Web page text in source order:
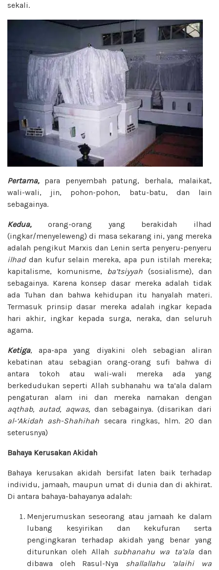
sekali.
Pertama,para penyembah patung, berhala, malaikat,
wali-wali, jin, pohon-pohon, batu-batu, dan lain
sebagainya.
Kedua,orang-orang yang berakidah ilhad
(ingkar/menyeleweng) di masa sekarang ini, yang mereka
adalah pengikut Marxis dan Lenin serta penyeru-penyeru
ilhaddan kufur selain mereka, apa pun istilah mereka;
kapitalisme, komunisme, ba’tsiyyah (sosialisme), dan
sebagainya. Karena konsep dasar mereka adalah tidak
ada Tuhan dan bahwa kehidupan itu hanyalah materi.
Termasuk prinsip dasar mereka adalah ingkar kepada
hari akhir, ingkar kepada surga, neraka, dan seluruh
agama.
Ketiga, apa-apa yang diyakini oleh sebagian aliran
kebatinan atau sebagian orang-orang sufi bahwa di
antara tokoh atau wali-wali mereka ada yang
berkedudukan seperti Allah subhanahu wa ta’ala dalam
pengaturan alam ini dan mereka namakan dengan
aqthab, autad, aqwas, dan sebagainya. (disarikan dari
al-‘Akidah ash-Shahihah secara ringkas, hlm. 20 dan
seterusnya)
Bahaya Kerusakan Akidah
Bahaya kerusakan akidah bersifat laten baik terhadap
individu, jamaah, maupun umat di dunia dan di akhirat.
Di antara bahaya-bahayanya adalah:
Menjerumuskan seseorang atau jamaah ke dalam
lubang kesyirikan dan kekufuran serta
pengingkaran terhadap akidah yang benar yang
diturunkan oleh Allah subhanahu wa ta’aladan
dibawa oleh Rasul-Nya shallallahu ‘alaihi wa